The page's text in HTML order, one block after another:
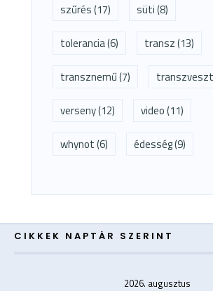
szűrés(17) süti(8)
tolerancia(6) transz(13)
transznemű(7)
verseny(12) video(11)
whynot(6) édesség(9)
CIKKEK NAPTÁR SZERINT
2026. augusztus